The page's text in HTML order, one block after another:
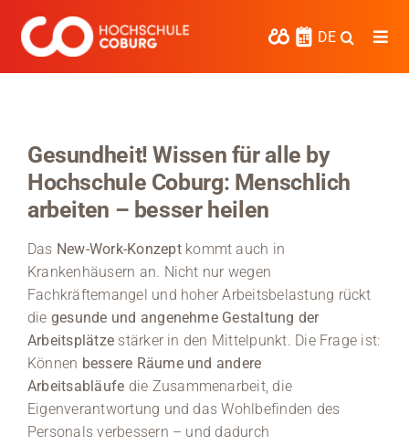
Inhalt
springen
DE
Kooperieren
Hochschule Coburg
Regionalentwicklung
Entdecke die Region
Informationen für …
Kontakt
Gesundheit! Wissen für alle by
Hochschule Coburg: Menschlich
arbeiten – besser heilen
Das New-Work-Konzeptkommt auch in
Krankenhäusern an. Nicht nur wegen
Fachkräftemangel und hoher Arbeitsbelastung rückt
die gesunde und angenehme Gestaltung der
Arbeitsplätze stärker in den Mittelpunkt. Die Frage ist:
Können bessere Räume und andere
Arbeitsabläufe die Zusammenarbeit, die
Eigenverantwortung und das Wohlbefinden des
Personals verbessern – und dadurch